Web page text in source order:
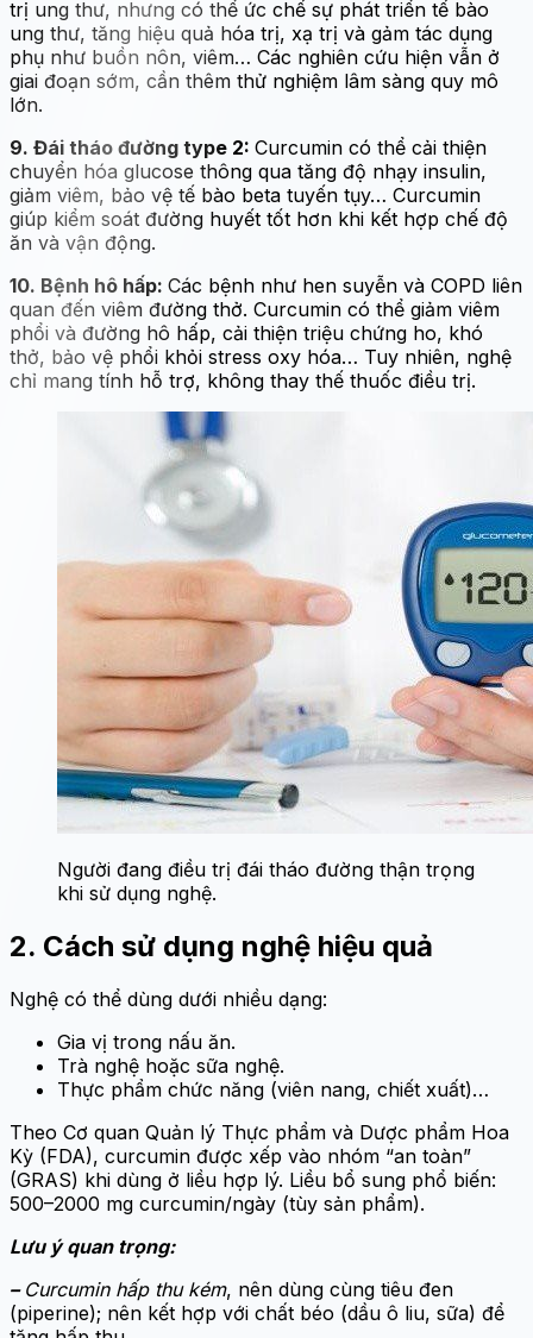
trị ung thư, nhưng có thể ức chế sự phát triển tế bào
ung thư, tăng hiệu quả hóa trị, xạ trị và gảm tác dụng
phụ như buồn nôn, viêm… Các nghiên cứu hiện vẫn ở
giai đoạn sớm, cần thêm thử nghiệm lâm sàng quy mô
lớn.
9. Đái tháo đường type 2: Curcumin có thể cải thiện
chuyển hóa glucose thông qua tăng độ nhạy insulin,
giảm viêm, bảo vệ tế bào beta tuyến tụy… Curcumin
giúp kiểm soát đường huyết tốt hơn khi kết hợp chế độ
ăn và vận động.
10. Bệnh hô hấp: Các bệnh như hen suyễn và COPD liên
quan đến viêm đường thở. Curcumin có thể giảm viêm
phổi và đường hô hấp, cải thiện triệu chứng ho, khó
thở, bảo vệ phổi khỏi stress oxy hóa… Tuy nhiên, nghệ
chỉ mang tính hỗ trợ, không thay thế thuốc điều trị.
Người đang điều trị đái tháo đường thận trọng
khi sử dụng nghệ.
2. Cách sử dụng nghệ hiệu quả
Nghệ có thể dùng dưới nhiều dạng:
Gia vị trong nấu ăn.
Trà nghệ hoặc sữa nghệ.
Thực phẩm chức năng (viên nang, chiết xuất)…
Theo Cơ quan Quản lý Thực phẩm và Dược phẩm Hoa
Kỳ (FDA), curcumin được xếp vào nhóm “an toàn”
(GRAS) khi dùng ở liều hợp lý. Liều bổ sung phổ biến:
500–2000 mg curcumin/ngày (tùy sản phẩm).
Lưu ý quan trọng:
– Curcumin hấp thu kém, nên dùng cùng tiêu đen
(piperine); nên kết hợp với chất béo (dầu ô liu, sữa) để